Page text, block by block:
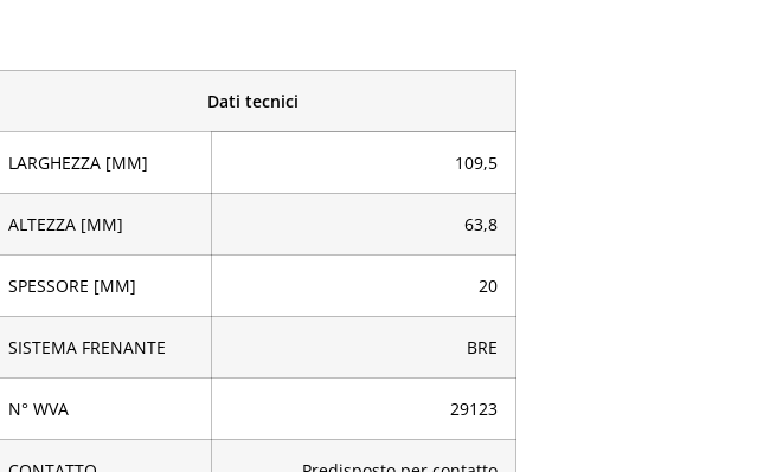
Dati tecnici
LARGHEZZA [MM] 109,5
ALTEZZA [MM] 63,8
SPESSORE [MM] 20
SISTEMA FRENANTE BRE
N° WVA 29123